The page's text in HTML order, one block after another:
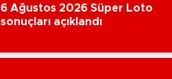
6 Ağustos 2026 Süper Loto
sonuçları açıklandı